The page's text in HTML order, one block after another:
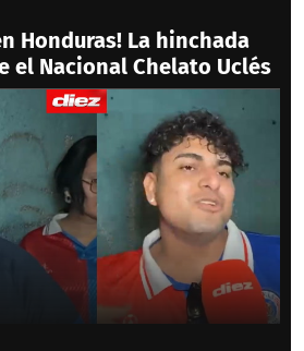
Honduras! La hinchada
el Nacional Chelato Uclés